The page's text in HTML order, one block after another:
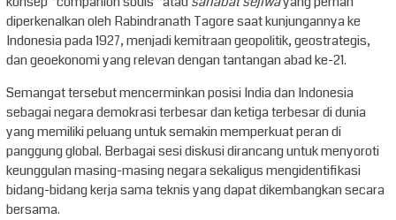
diperkenalkan oleh Rabindranath Tagore saat kunjungannya ke
Indonesia pada 1927, menjadi kemitraan geopolitik, geostrategis,
dan geoekonomi yang relevan dengan tantangan abad ke-21.
Semangat tersebut mencerminkan posisi India dan Indonesia
sebagai negara demokrasi terbesar dan ketiga terbesar di dunia
yang memiliki peluang untuk semakin memperkuat peran di
panggung global. Berbagai sesi diskusi dirancang untuk menyoroti
keunggulan masing-masing negara sekaligus mengidentifikasi
bidang-bidang kerja sama teknis yang dapat dikembangkan secara
bersama.